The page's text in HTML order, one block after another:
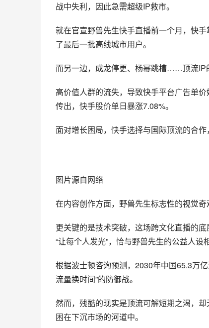
战中失利，因此急需超级IP救市。
就在官宣野兽先生快手直播前一个月，快
了最后一批高线城市用户。
而另一边，成龙停更、杨幂跳槽……顶流IP
高价值人群的流失，导致快手平台广告单
传出，快手股价单日暴涨7.08%。
面对增长困局，快手选择与国际顶流的合作
图片源自网络
在内容创作方面，野兽先生标志性的视觉
更关键的是技术突破，这场跨文化直播的
“让每个人发光”，恰与野兽先生的公益人设
根据波士顿咨询预测，2030年中国65.3万
流量换时间”的防御战。
然而，残酷的现实是顶流可解短期之渴，
困在下沉市场的河道中。